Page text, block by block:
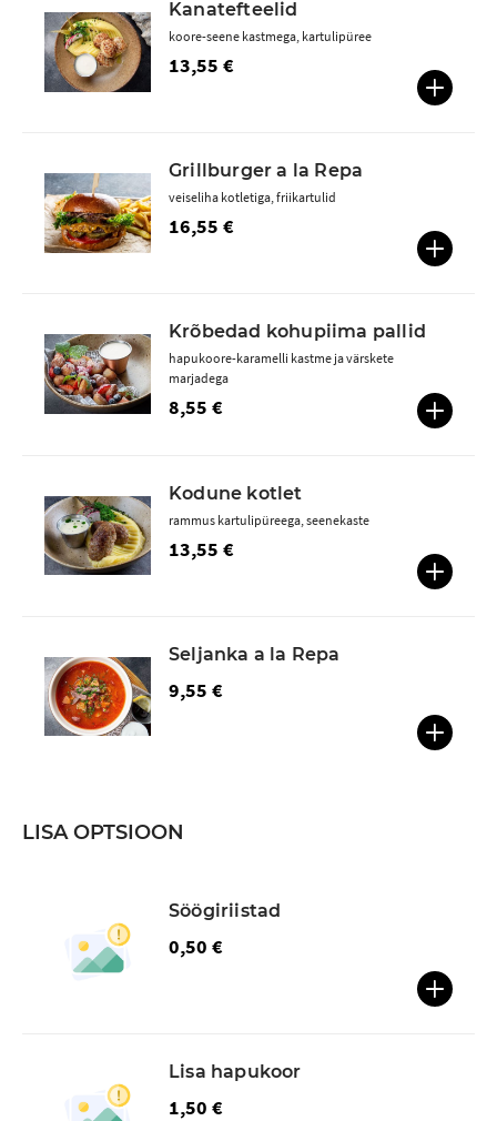
Kanatefteelid
13,55 €
koore-seene kastmega, kartulipüree
Grillburger a la Repa
16,55 €
veiseliha kotletiga, friikartulid
Krõbedad kohupiima pallid
8,55 €
hapukoore-karamelli kastme ja värskete
marjadega
Kodune kotlet
13,55 €
rammus kartulipüreega, seenekaste
Seljanka a la Repa
9,55 €
LISA OPTSIOON
Söögiriistad
0,50 €
Lisa hapukoor
1,50 €